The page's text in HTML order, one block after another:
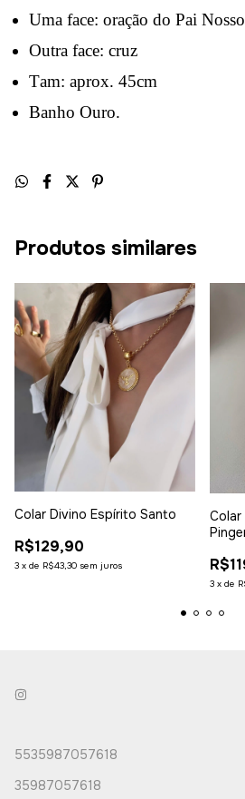
Uma face: oração do Pai Nosso
Outra face: cruz
Tam: aprox. 45cm
Banho Ouro.
Produtos similares
Colar Divino Espírito Santo
R$129,90
3 x de R$43,30 sem juros
Colar
3 x de
5535987057618
35987057618